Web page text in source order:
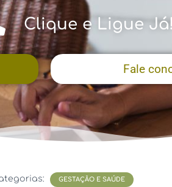
Clique e Ligue Já!
Fale
GESTAÇÃO E SAÚDE